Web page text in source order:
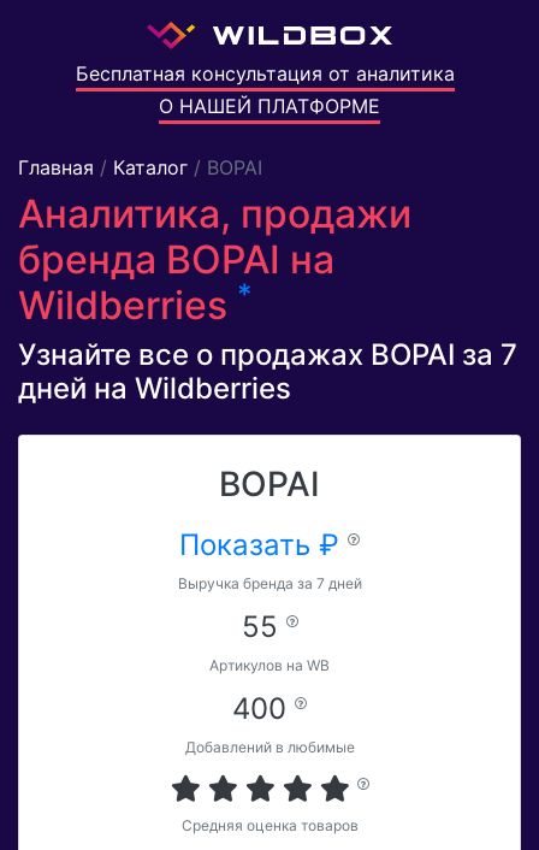
Бесплатная консультация от аналитика
О НАШЕЙ ПЛАТФОРМЕ
Главная / Каталог / BOPAI
Аналитика, продажи
бренда BOPAI на
Wildberries *
Узнайте все о продажах BOPAI за 7
дней на Wildberries
BOPAI
Показать ₽
Выручка бренда за 7 дней
55
Артикулов на WB
400
Добавлений в любимые
Средняя оценка товаров